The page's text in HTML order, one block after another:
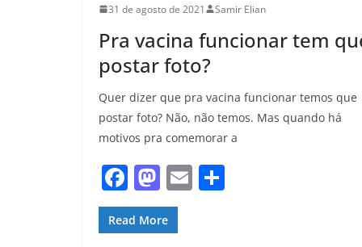
31 de agosto de 2021 Samir Elian
Pra vacina funcionar tem
postar foto?
Quer dizer que pra vacina funcionar temos que
postar foto? Não, não temos. Mas quando há
motivos pra comemorar a
F
a
c
M
a
st
E
Read More